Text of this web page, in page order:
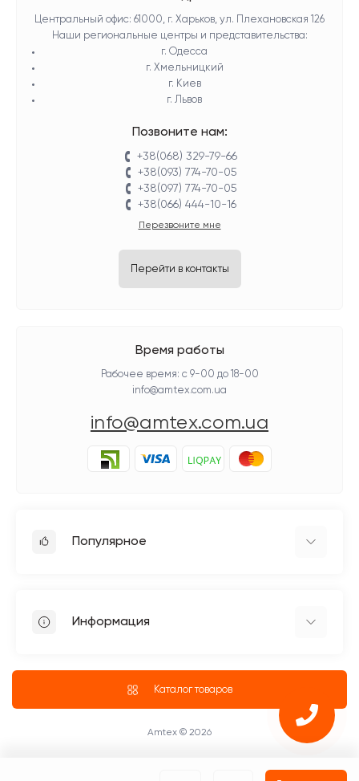
Центральный офис: 61000, г. Харьков, ул. Плехановская 126
Наши региональные центры и представительства:
г. Одесса
г. Хмельницкий
г. Киев
г. Львов
Позвоните нам:
+38(068) 329-79-66
+38(093) 774-70-05
+38(097) 774-70-05
+38(066) 444-10-16
Перезвоните мне
Перейти в контакты
Время работы
Рабочее время: с 9-00 до 18-00
info@amtex.com.ua
info@amtex.com.ua
Популярное
Швейное оборудование Jack
Четырехниточные оверлоки
Информация
Блог
ПУБЛИЧНЫЙ ДОГОВОР (ОФЕРТА)
Каталог товаров
Amtex © 2026